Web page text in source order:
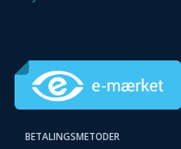
BETALINGSMETODER